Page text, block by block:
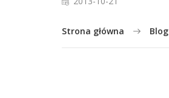
Strona główna Blog